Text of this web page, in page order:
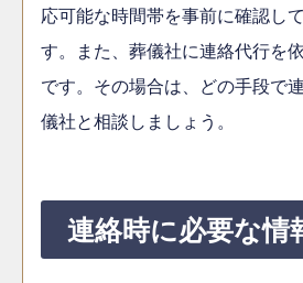
応可能な時間帯を事前に確認し
す。また、葬儀社に連絡代行を
です。その場合は、どの手段で
儀社と相談しましょう。
連絡時に必要な情